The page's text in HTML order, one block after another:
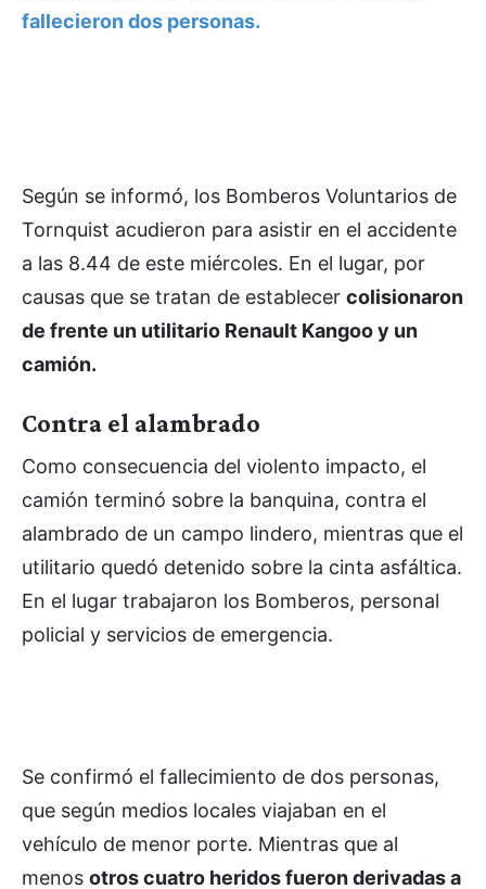
fallecieron dos personas.
Según se informó, los Bomberos Voluntarios de
Tornquist acudieron para asistir en el accidente
a las 8.44 de este miércoles. En el lugar, por
causas que se tratan de establecer colisionaron
de frente un utilitario Renault Kangoo y un
camión.
Contra el alambrado
Como consecuencia del violento impacto, el
camión terminó sobre la banquina, contra el
alambrado de un campo lindero, mientras que el
utilitario quedó detenido sobre la cinta asfáltica.
En el lugar trabajaron los Bomberos, personal
policial y servicios de emergencia.
Se confirmó el fallecimiento de dos personas,
que según medios locales viajaban en el
vehículo de menor porte. Mientras que al
menos otros cuatro heridos fueron derivadas a